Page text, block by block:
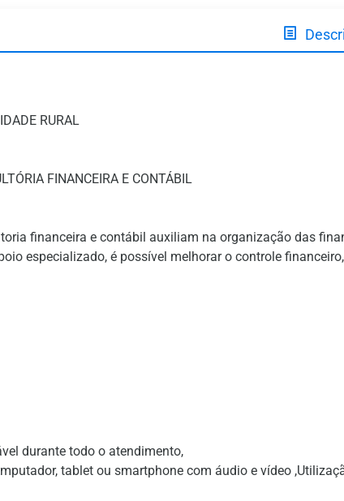
RURAL
FINANCEIRA E CONTÁBIL
financeira e contábil auxiliam na organização das
especializado, é possível melhorar o controle
durante todo o atendimento,
tablet ou smartphone com áudio e vídeo